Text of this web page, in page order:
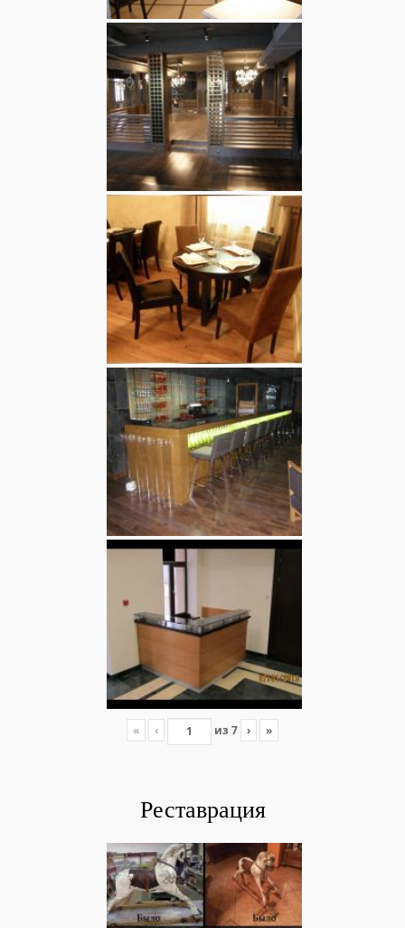
« ‹ из 7 › »
Реставрация